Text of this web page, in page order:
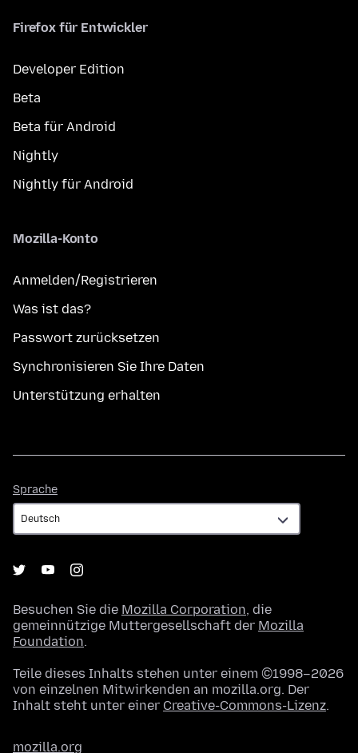
Firefox für Entwickler
Developer Edition
Beta
Beta für Android
Nightly
Nightly für Android
Mozilla-Konto
Anmelden/Registrieren
Was ist das?
Passwort zurücksetzen
Synchronisieren Sie Ihre Daten
Unterstützung erhalten
Sprache
Besuchen Sie die Mozilla Corporation, die
gemeinnützige Muttergesellschaft der Mozilla
Foundation.
Teile dieses Inhalts stehen unter einem ©1998–2026
von einzelnen Mitwirkenden an mozilla.org. Der
Inhalt steht unter einer Creative-Commons-Lizenz.
mozilla.org